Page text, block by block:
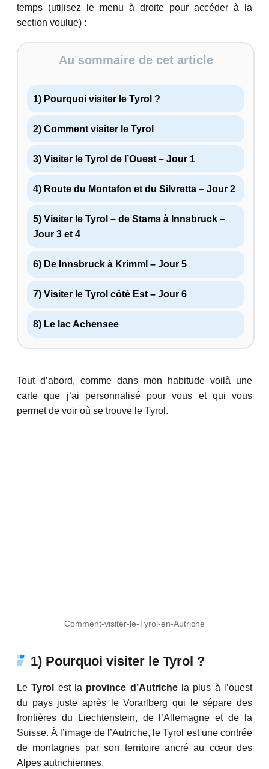
temps (utilisez le menu à droite pour accéder à la
section voulue) :
Au sommaire de cet article
1) Pourquoi visiter le Tyrol ?
2) Comment visiter le Tyrol
3) Visiter le Tyrol de l’Ouest – Jour 1
4) Route du Montafon et du Silvretta – Jour 2
5) Visiter le Tyrol – de Stams à Innsbruck –
Jour 3 et 4
6) De Innsbruck à Krimml – Jour 5
7) Visiter le Tyrol côté Est – Jour 6
8) Le lac Achensee
Tout d’abord, comme dans mon habitude voilà une
carte que j’ai personnalisé pour vous et qui vous
permet de voir où se trouve le Tyrol.
Comment-visiter-le-Tyrol-en-Autriche
1) Pourquoi visiter le Tyrol ?
LeTyrol est la province d’Autrichela plus à l’ouest
du pays juste après le Vorarlberg qui le sépare des
frontières du Liechtenstein, de l’Allemagne et de la
Suisse. À l’image de l’Autriche, le Tyrol est une contrée
de montagnes par son territoire ancré au cœur des
Alpes autrichiennes.